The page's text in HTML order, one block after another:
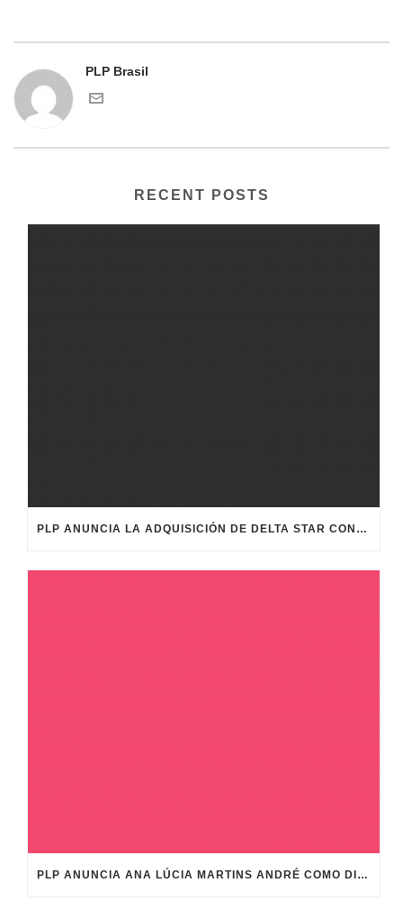
PLP Brasil
RECENT POSTS
PLP ANUNCIA LA ADQUISICIÓN DE DELTA STAR CONECTORES ELÉCTRICOS Y REFUERZA SU ESTRATEGIA DE CRECIMIENTO GLOBAL
PLP ANUNCIA ANA LÚCIA MARTINS ANDRÉ COMO DIRECTORA GENERAL DE PLP BRASIL